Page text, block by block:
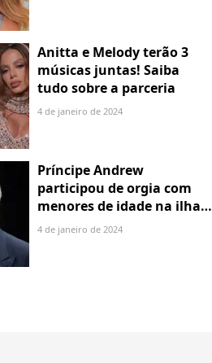
Anitta e Melody terão 3
músicas juntas! Saiba
tudo sobre a parceria
4 de janeiro de 2024
Príncipe Andrew
participou de orgia com
menores de idade na ilha
de Jeffrey Epstein, chefe de
4 de janeiro de 2024